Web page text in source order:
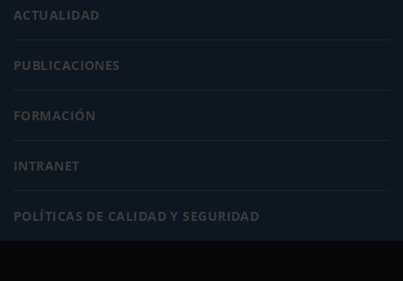
ACTUALIDAD
PUBLICACIONES
FORMACIÓN
INTRANET
POLÍTICAS DE CALIDAD Y SEGURIDAD